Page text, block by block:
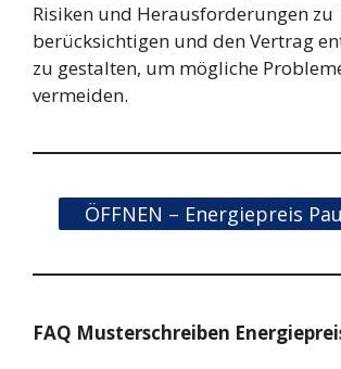
Risiken und Herausforderungen zu
berücksichtigen und den Vertrag
zu gestalten, um mögliche
vermeiden.
ÖFFNEN – Energiepreis
FAQ Musterschreiben